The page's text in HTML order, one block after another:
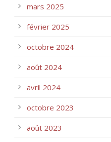
mars 2025
février 2025
octobre 2024
août 2024
avril 2024
octobre 2023
août 2023